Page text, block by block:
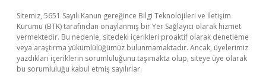
Sitemiz, 5651 Sayılı Kanun gereğince Bilgi Teknolojileri ve İletişim
Kurumu (BTK) tarafından onaylanmış bir Yer Sağlayıcı olarak hizmet
vermektedir. Bu nedenle, sitedeki içerikleri proaktif olarak denetleme
veya araştırma yükümlülüğümüz bulunmamaktadır. Ancak, üyelerimiz
yazdıkları içeriklerin sorumluluğunu taşımakta olup, siteye üye olarak
bu sorumluluğu kabul etmiş sayılırlar.